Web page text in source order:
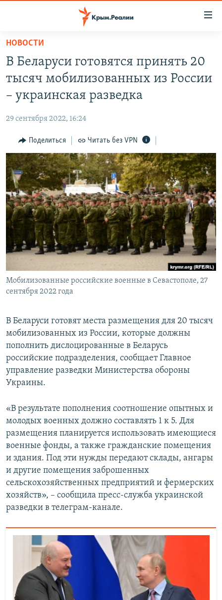
Вернуться
основному
содержанию
главной
навигации
Вернутся
поиску
СПЕЦПРОЕКТЫ
11 ЛЕТ ОККУПАЦИИ КРЫМА. 11 ИСТОРИЙ СОПРОТИВЛЕНИЯ
ЕЩЕ
ИНТЕРАКТИВ
ИНФОГРАФИКА
ТЕЛЕПРОЕКТ КРЫМ.РЕАЛИИ
СОВЕТЫ ПРАВОЗАЩИТНИКОВ
ПРОПАВШИЕ БЕЗ ВЕСТИ
ПОБЕДИТЕЛЕЙ НЕ СУДЯТ?
КРЫМ.НЕПОКОРЕННЫЙ
УКРАИНСКАЯ ПРОБЛЕМА КРЫМА
РАДІО СВОБОДА
КАК ОБОЙТИ БЛОКИРОВКУ
Українською
Qırımtatar
ПРИСОЕДИНЯЙТЕСЬ!
Все сайты RFE/RL
НОВОСТИ
В Беларуси готовятся принять 20
тысяч мобилизованных из России
– украинская разведка
29 сентября 2022, 16:24
Поделиться Читать без VPN
Мобилизованные российские военные в Севастополе, 27
сентября 2022 года
В Беларуси готовят места размещения для 20 тысяч
мобилизованных из России, которые должны
пополнить дислоцированные в Беларусь
российские подразделения, сообщает Главное
управление разведки Министерства обороны
Украины.
«В результате пополнения соотношение опытных и
молодых военных должно составлять 1 к 5. Для
размещения планируется использовать имеющиеся
военные фонды, а также гражданские помещения
и здания. Под эти нужды передают склады, ангары
и другие помещения заброшенных
сельскохозяйственных предприятий и фермерских
хозяйств», – сообщила пресс-служба украинской
разведки в телеграм-канале.